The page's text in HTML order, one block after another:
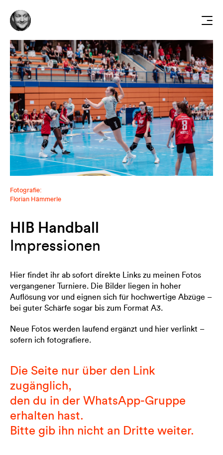
Fotografie:
Florian Hämmerle
HIB Handball
Impressionen
Hier findet ihr ab sofort direkte Links zu meinen Fotos
vergangener Turniere. Die Bilder liegen in hoher
Auflösung vor und eignen sich für hochwertige Abzüge –
bei guter Schärfe sogar bis zum Format A3.
Neue Fotos werden laufend ergänzt und hier verlinkt –
sofern ich fotografiere.
Die Seite nur über den Link
zugänglich,
den du in der WhatsApp-Gruppe
erhalten hast.
Bitte gib ihn nicht an Dritte weiter.